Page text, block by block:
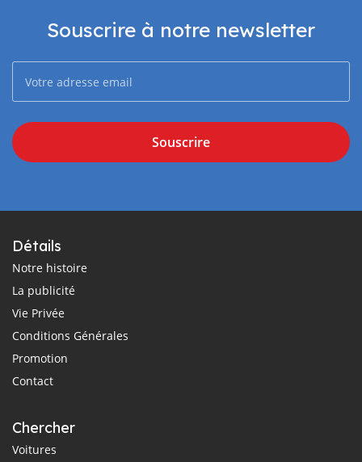
Souscrire à notre newsletter
Souscrire
Détails
Notre histoire
La publicité
Vie Privée
Conditions Générales
Promotion
Contact
Chercher
Voitures